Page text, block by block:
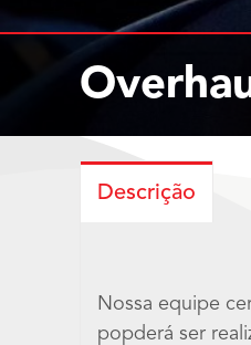
Descrição
Nossa equipe
popderá ser